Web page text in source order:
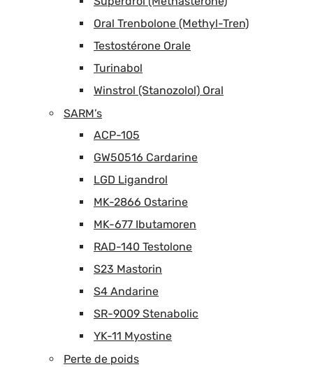
Oral Trenbolone (Methyl-Tren)
Testostérone Orale
Turinabol
Winstrol (Stanozolol) Oral
SARM’s
ACP-105
GW50516 Cardarine
LGD Ligandrol
MK-2866 Ostarine
MK-677 Ibutamoren
RAD-140 Testolone
S23 Mastorin
S4 Andarine
SR-9009 Stenabolic
YK-11 Myostine
Perte de poids